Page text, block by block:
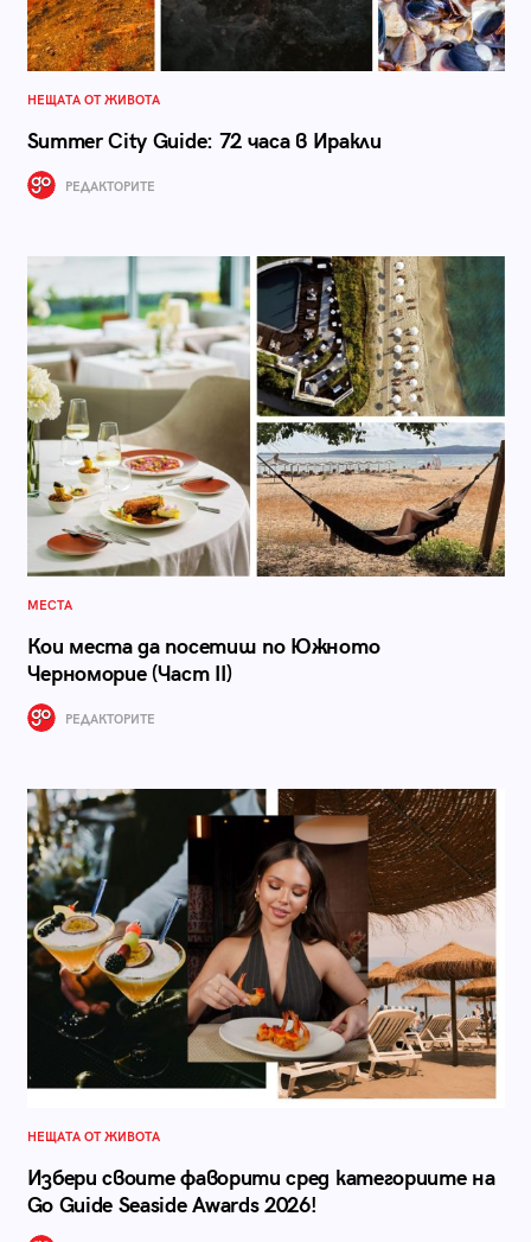
НЕЩАТА ОТ ЖИВОТА
Summer City Guide: 72 часа в Иракли
РЕДАКТОРИТЕ
МЕСТА
Кои места да посетиш по Южното
Черноморие (Част II)
РЕДАКТОРИТЕ
НЕЩАТА ОТ ЖИВОТА
Избери своите фаворити сред категориите на
Go Guide Seaside Awards 2026!